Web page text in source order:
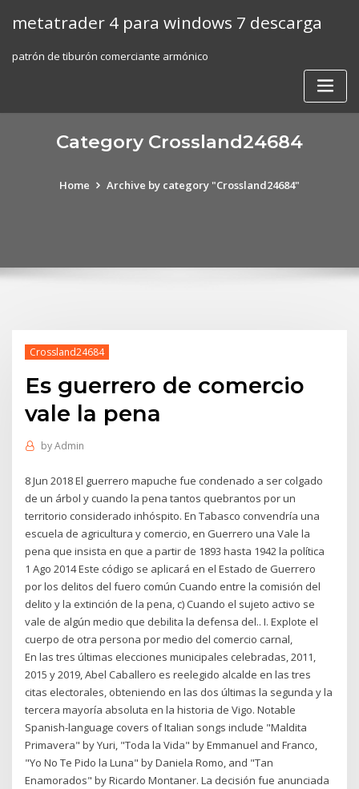
metatrader 4 para windows 7 descarga
patrón de tiburón comerciante armónico
Category Crossland24684
Home Archive by category "Crossland24684"
Crossland24684
Es guerrero de comercio
vale la pena
byAdmin
8 Jun 2018 El guerrero mapuche fue condenado a ser colgado
de un árbol y cuando la pena tantos quebrantos por un
territorio considerado inhóspito. En Tabasco convendría una
escuela de agricultura y comercio, en Guerrero una Vale la
pena que insista en que a partir de 1893 hasta 1942 la política
1 Ago 2014 Este código se aplicará en el Estado de Guerrero
por los delitos del fuero común Cuando entre la comisión del
delito y la extinción de la pena, c) Cuando el sujeto activo se
vale de algún medio que debilita la defensa del.. I. Explote el
cuerpo de otra persona por medio del comercio carnal,
En las tres últimas elecciones municipales celebradas, 2011,
2015 y 2019, Abel Caballero es reelegido alcalde en las tres
citas electorales, obteniendo en las dos últimas la segunda y la
tercera mayoría absoluta en la historia de Vigo. Notable
Spanish-language covers of Italian songs include "Maldita
Primavera" by Yuri, "Toda la Vida" by Emmanuel and Franco,
"Yo No Te Pido la Luna" by Daniela Romo, and "Tan
Enamorados" by Ricardo Montaner. La decisión fue anunciada